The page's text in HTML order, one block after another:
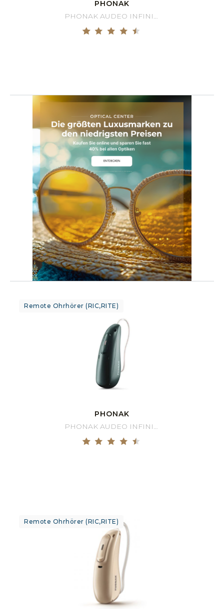
PHONAK
PHONAK AUDEO INFINIO 70 R
Remote Ohrhörer (RIC,RITE)
PHONAK
PHONAK AUDEO INFINIO 90 R
Remote Ohrhörer (RIC,RITE)